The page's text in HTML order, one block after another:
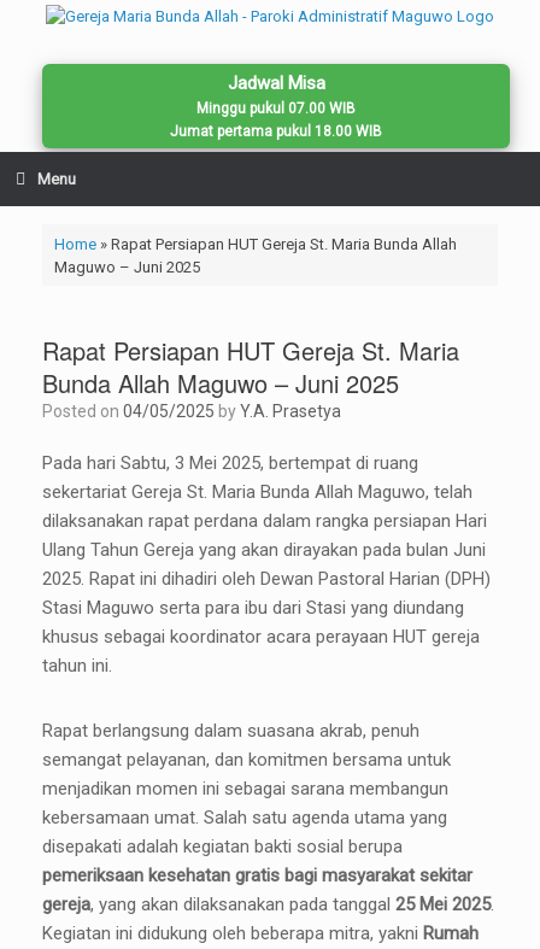
Jadwal Misa
Minggu pukul 07.00 WIB
Jumat pertama pukul 18.00 WIB
Menu
Home» Rapat Persiapan HUT Gereja St. Maria Bunda Allah
Maguwo – Juni 2025
Rapat Persiapan HUT Gereja St. Maria
Bunda Allah Maguwo – Juni 2025
Posted on 04/05/2025 byY.A. Prasetya
Pada hari Sabtu, 3 Mei 2025, bertempat di ruang
sekertariat Gereja St. Maria Bunda Allah Maguwo, telah
dilaksanakan rapat perdana dalam rangka persiapan Hari
Ulang Tahun Gereja yang akan dirayakan pada bulan Juni
2025. Rapat ini dihadiri oleh Dewan Pastoral Harian (DPH)
Stasi Maguwo serta para ibu dari Stasi yang diundang
khusus sebagai koordinator acara perayaan HUT gereja
tahun ini.
Rapat berlangsung dalam suasana akrab, penuh
semangat pelayanan, dan komitmen bersama untuk
menjadikan momen ini sebagai sarana membangun
kebersamaan umat. Salah satu agenda utama yang
disepakati adalah kegiatan bakti sosial berupa
pemeriksaan kesehatan gratis bagi masyarakat sekitar
gereja, yang akan dilaksanakan pada tanggal 25 Mei 2025.
Kegiatan ini didukung oleh beberapa mitra, yakni Rumah